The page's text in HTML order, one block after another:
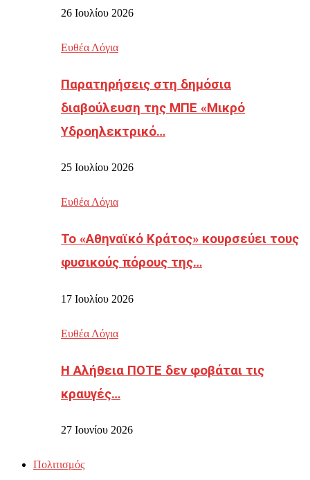
26 Ιουλίου 2026
Ευθέα Λόγια
Παρατηρήσεις στη δημόσια
διαβούλευση της ΜΠΕ «Μικρό
Υδροηλεκτρικό…
25 Ιουλίου 2026
Ευθέα Λόγια
Το «Αθηναϊκό Κράτος» κουρσεύει τους
φυσικούς πόρους της…
17 Ιουλίου 2026
Ευθέα Λόγια
Η Αλήθεια ΠΟΤΕ δεν φοβάται τις
κραυγές…
27 Ιουνίου 2026
Πολιτισμός